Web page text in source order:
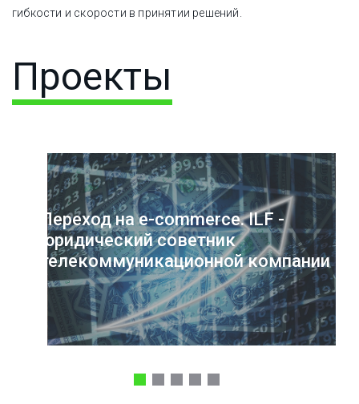
гибкости и скорости в принятии решений.
Проекты
Переход на e-commerce. ILF -
юридический советник
телекоммуникационной компании